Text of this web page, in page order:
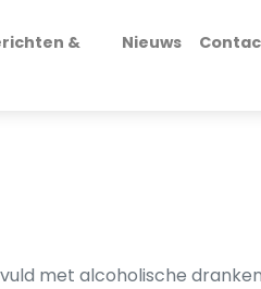
&
Nieuws
met alcoholische